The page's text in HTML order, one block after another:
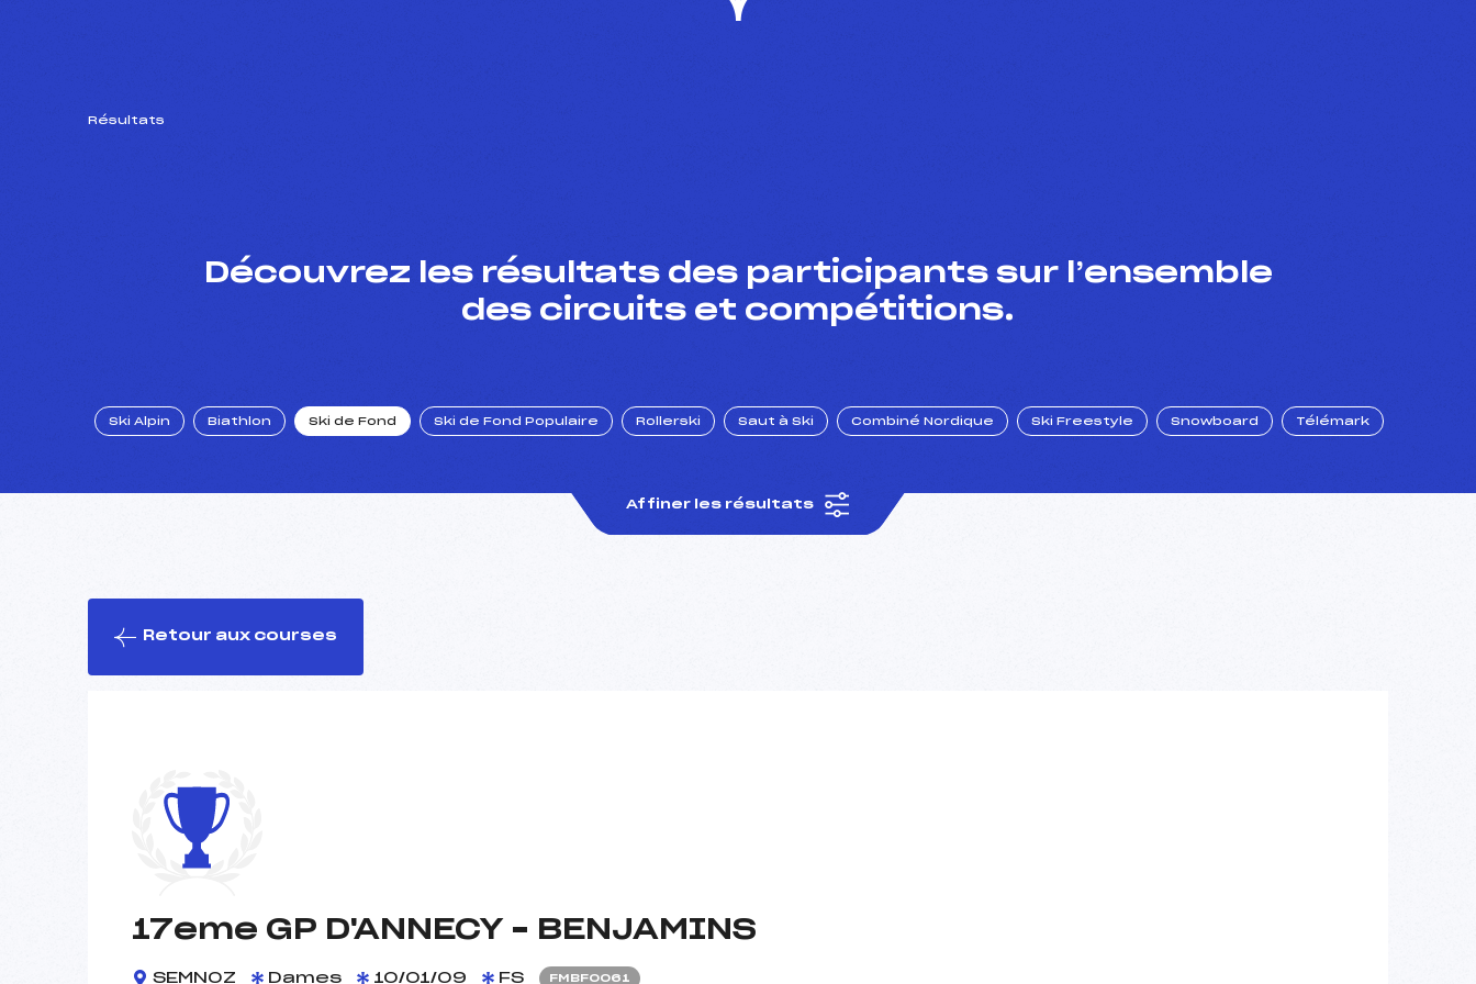
Résultats
Découvrez les résultats des participants sur l’ensemble
des circuits et compétitions.
Ski Alpin Biathlon Ski de Fond Ski de Fond Populaire Rollerski Saut à Ski Combiné Nordique Ski Freestyle Snowboard Télémark
Affiner les résultats
Retour aux courses
17eme GP D'ANNECY – BENJAMINS
SEMNOZ Dames 10/01/09 FS FMBF0061